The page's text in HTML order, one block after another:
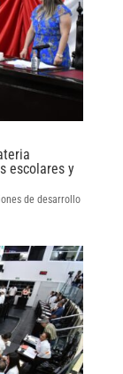
escolares y
de desarrollo